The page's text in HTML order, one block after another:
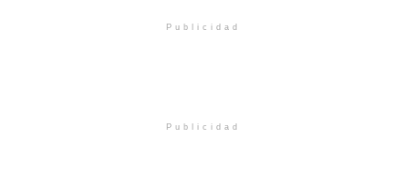
Publicidad
Publicidad